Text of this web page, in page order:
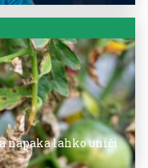
napaka lahko uniči